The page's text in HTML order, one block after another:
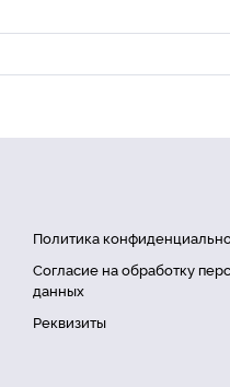
Политика
Согласие на обработку
данных
Реквизиты